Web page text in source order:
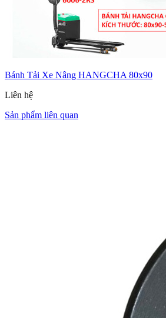
Bánh Tải Xe Nâng HANGCHA 80x90
Liên hệ
Sản phẩm liên quan